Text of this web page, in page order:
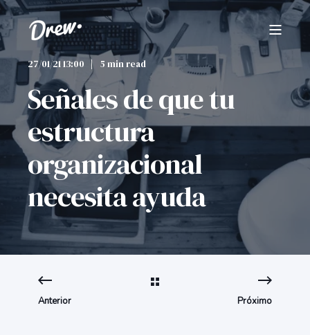
27/01/21 13:00 5 min read
Señales de que tu
estructura
organizacional
necesita ayuda
Anterior Próximo